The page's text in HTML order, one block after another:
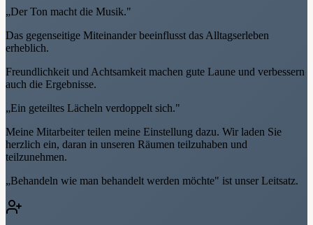
„Der Ton macht die Musik."
Das gegenseitige Miteinander beeinflusst das Alltagserleben
erheblich.
Freundlichkeit und Achtsamkeit machen gute Laune und verbessern
auch die Ergebnisse.
„Ein geteiltes Lächeln verdoppelt sich."
Meine Mitarbeiter teilen meine Einstellung dazu. Wir laden Sie
herzlich ein, daran in unseren Räumen teilzuhaben und
teilzunehmen.
„Behandeln wie man behandelt werden möchte" ist unser Leitsatz.